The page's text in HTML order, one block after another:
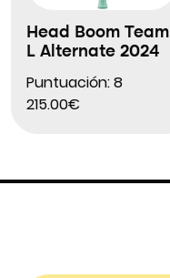
Head Boom Team
L Alternate 2024
Puntuación: 8
215.00€